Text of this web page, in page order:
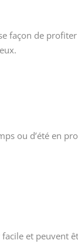
façon de
ou d’été en
et peuvent